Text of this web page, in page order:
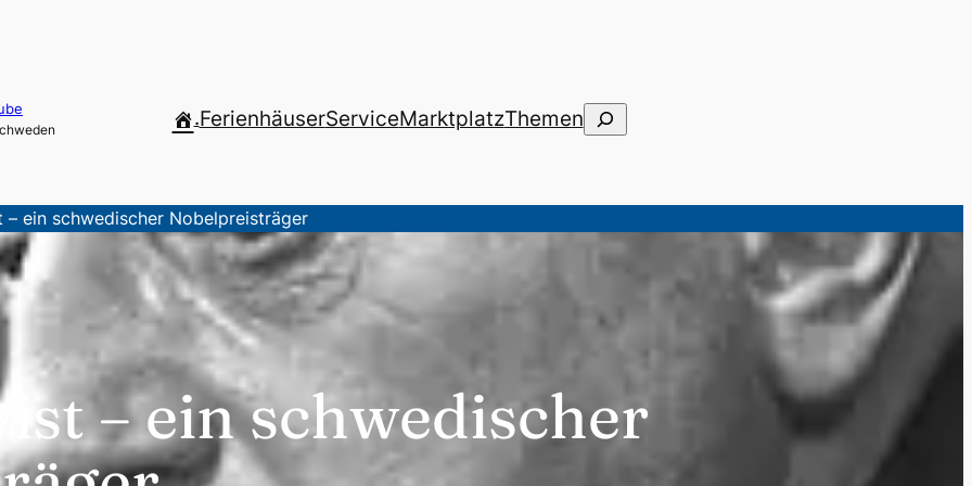
.FerienhäuserServiceMarktplatzThemenSuchen
– ein schwedischer Nobelpreisträger
– ein schwedischer